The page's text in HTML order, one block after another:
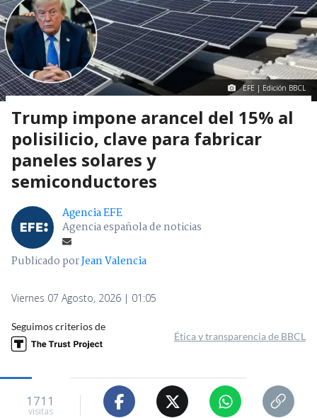
EFE | Edición BBCL
Trump impone arancel del 15% al
polisilicio, clave para fabricar
paneles solares y
semiconductores
Agencia EFE
Agencia española de noticias
Publicado porJean Valencia
Viernes 07 Agosto, 2026 | 01:05
Seguimos criterios de
Ética y transparencia de BBCL
1711
visitas